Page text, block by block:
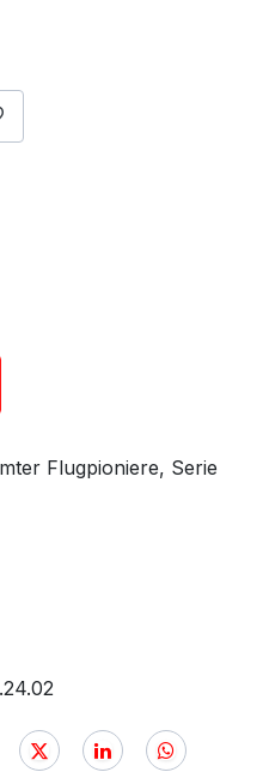
Flugpioniere, Serie